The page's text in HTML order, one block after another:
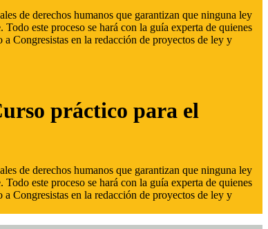
de derechos humanos que garantizan que ninguna ley
este proceso se hará con la guía experta de quienes
Congresistas en la redacción de proyectos de ley y
práctico para el
de derechos humanos que garantizan que ninguna ley
este proceso se hará con la guía experta de quienes
Congresistas en la redacción de proyectos de ley y